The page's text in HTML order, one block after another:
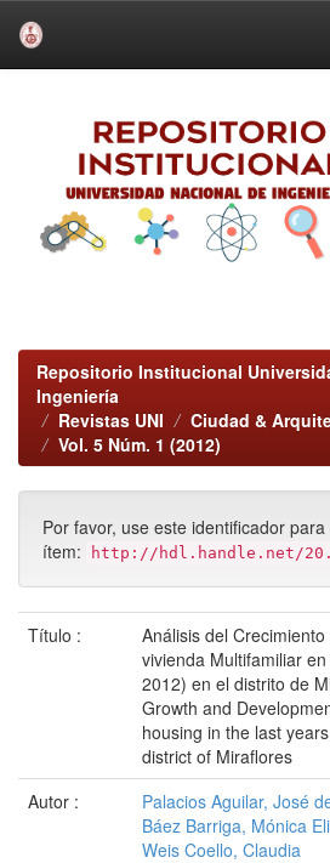
Repositorio Institucional
Ingeniería
Revistas UNI
Ciudad &
Vol. 5 Núm. 1 (2012)
Por favor, use este identificador
ítem:
http://hdl.handle.net/
Título :
Análisis del
vivienda Multifamiliar
2012) en el distrito de
Growth and
housing in the last
district of Miraflores
Autor :
Palacios Aguilar, José
Báez Barriga, Mónica
Weis Coello, Claudia